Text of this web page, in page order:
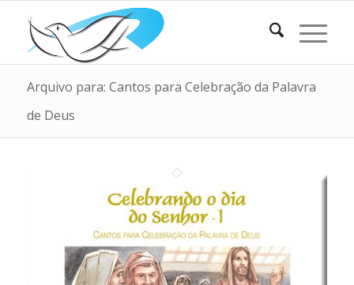
Arquivo para: Cantos para Celebração da Palavra
de Deus